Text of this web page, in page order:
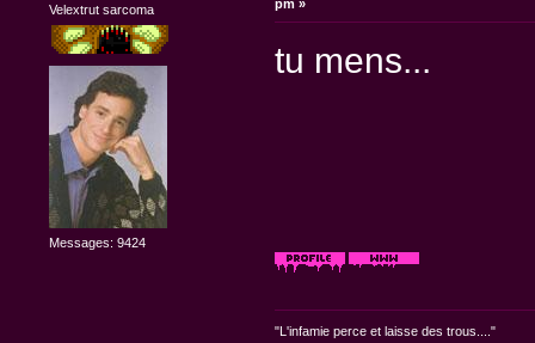
Velextrut sarcoma
Messages: 9424
pm »
tu mens...
"L'infamie perce et laisse des trous...."